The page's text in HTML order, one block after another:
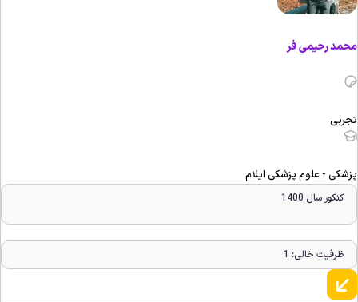
رحیمی فر
- علوم پزشکی ایلام
کنکور سال 1400
ظرفیت خالی: 1